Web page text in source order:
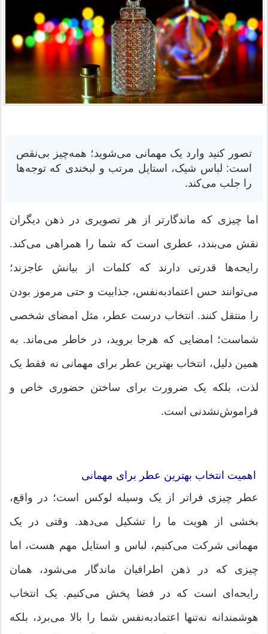
تصور کنید وارد یک مهمانی می‌شوید؛ همه‌چیز بی‌نقص
است: لباس شیک، استایل مرتب و لبخندی که توجه‌ها
را جلب می‌کند.
اما چیزی که ماندگارتر از هر تصویری در ذهن دیگران
نقش می‌بندد، عطری است که شما را همراهی می‌کند.
رایحه‌ها قدرتی دارند که کلمات از بیانش عاجزند؛
می‌توانند حس اعتمادبه‌نفس، جذابیت و حتی مرموز بودن
را منتقل کنند. انتخاب درست عطر، مثل امضای شخصی
شماست؛ امضایی که هرجا بروید، در خاطر می‌ماند. به
همین دلیل، انتخاب بهترین عطر برای مهمانی نه فقط یک
لذت، بلکه یک ضرورت برای ساختن حضوری خاص و
فراموش‌نشدنی است.
اهمیت انتخاب بهترین عطر برای مهمانی
عطر چیزی فراتر از یک وسیله لوکس است؛ در واقع،
بخشی از هویت ما را تشکیل می‌دهد. وقتی در یک
مهمانی شرکت می‌کنیم، لباس و استایل مهم هست، اما
چیزی که در ذهن اطرافیان ماندگار می‌شود، همان
رایحه‌ای است که در فضا پخش می‌کنیم. یک انتخاب
هوشمندانه نه‌تنها اعتمادبه‌نفس شما را بالا می‌برد، بلکه